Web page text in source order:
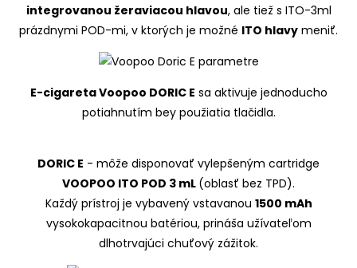
integrovanou žeraviacou hlavou, ale tiež s ITO-3ml
prázdnymi POD-mi, v ktorých je možné ITO hlavy meniť.
E-cigareta Voopoo DORIC E sa aktivuje jednoducho
potiahnutím bey použiatia tlačidla.
DORIC E - môže disponovať vylepšeným cartridge
VOOPOO ITO POD 3 mL (oblasť bez TPD).
Každý prístroj je vybavený vstavanou 1500 mAh
vysokokapacitnou batériou, prináša užívateľom
dlhotrvajúci chuťový zážitok.